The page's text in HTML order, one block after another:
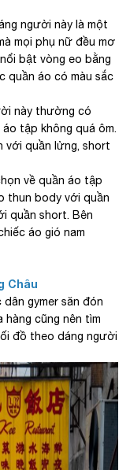
người này là một
mọi phụ nữ đều mơ
bật vòng eo bằng
quần áo có màu sắc
này thường có
tập không quá ôm.
với quần lửng, short
về quần áo tập
thun body với quần
quần short. Bên
áo gió nam
Châu
gymer săn đón
hàng cũng nên tìm
đồ theo dáng người